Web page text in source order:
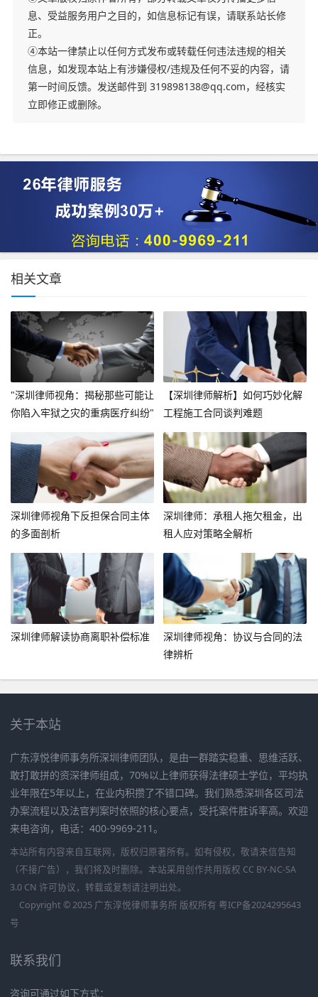
息、受益服务用户之目的，如信息标记有误，请联系站长修
正。
④本站一律禁止以任何方式发布或转载任何违法违规的相关
信息，如发现本站上有涉嫌侵权/违规及任何不妥的内容，请
第一时间反馈。发送邮件到 319898138@qq.com，经核实
立即修正或删除。
相关文章
"深圳律师视角：揭秘那些可能让
你陷入牢狱之灾的重病医疗纠纷"
【深圳律师解析】如何巧妙化解
工程施工合同谈判难题
深圳律师视角下反担保合同主体
的多面剖析
深圳律师：承租人拖欠租金，出
租人应对策略全解析
深圳律师解读协商离职补偿标准
深圳律师视角：协议与合同的法
律辨析
关于本站
广东淳悦律师事务所深圳律师团队，是由一群踏实稳重、思维活跃、
敢打敢拼的资深律师组成，70%以上律师获得法律硕士学位，平均执
业年限在5年以上，在业内积攒了不错口碑。我们熟悉深圳各区司法
办案流程以及法官判案时依照的核心要点，受托案件胜诉率高。欢迎
来电咨询，电话：400-9969-211。
本站所有内容来自互联网，版权归原著所有。如有侵权，敬请来信告知
（不接广告），我们将及时删除。本站采用创作共用版权 CC BY-NC-SA
3.0 CN 许可协议，转载或复制请注明出处。
Copyright © 2025 广东淳悦律师事务所 版权所有 粤ICP备2024295643
号
联系我们
咨询可通过如下方式：